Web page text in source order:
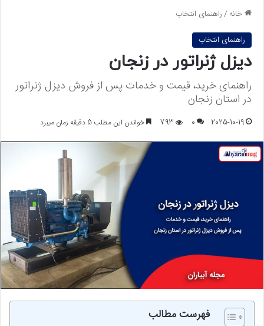
خانه /راهنمای انتخاب
راهنمای انتخاب
دیزل ژنراتور در زنجان
راهنمای خرید، قیمت و خدمات پس از فروش دیزل ژنراتور
در استان زنجان
2025-10-19
0
793 خواندن این مطلب 5 دقیقه زمان میبرد
فهرست مطالب